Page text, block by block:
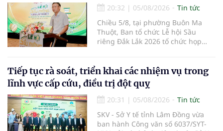
phần cùng chi trả.
20:32 | 05/08/2026
Tin tức
Chiều 5/8, tại phường Buôn Ma
Thuột, Ban tổ chức Lễ hội Sầu
riêng Đắk Lắk 2026 tổ chức họp
hội Sầu riêng Đắk Lắk năm 2026 có
chủ đề “Sầu riêng Đắk Lắk – Kết nối
vươn xa”, được tổ chức từ ngày
15/8/2026 đến ngày 02/9/2026 tại
phường Buôn Ma Thuột, xã Krông
Pắc, phường Tuy Hòa và một số xã
trồng sầu riêng trên địa bàn tỉnh.
Tiếp tục rà soát, triển khai các nhiệm vụ trong
lĩnh vực cấp cứu, điều trị đột quỵ
20:31 | 05/08/2026
Tin tức
SKV - Sở Y tế tỉnh Lâm Đồng vừa
ban hành Công văn số 6037/SYT-